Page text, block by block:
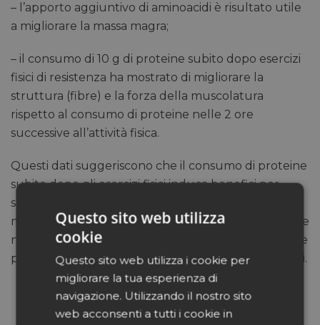
– l’apporto aggiuntivo di aminoacidi è risultato utile
a migliorare la massa magra;
– il consumo di 10 g di proteine subito dopo esercizi
fisici di resistenza ha mostrato di migliorare la
struttura (fibre) e la forza della muscolatura
rispetto al consumo di proteine nelle 2 ore
successive all’attività fisica.
Questi dati suggeriscono che il consumo di proteine
subito dopo gli esercizi fisici induca benefici per
sostenere ed implementare la massa e la forza
muscolare, effetti preziosi per le persone adulte che
necessitano di energia e di migliori prestazioni fisiche
per affrontare efficientemente la vita di tutti i giorni.
Questo sito web utilizza
cookie
Questo sito web utilizza i cookie per
migliorare la tua esperienza di
navigazione. Utilizzando il nostro sito
web acconsenti a tutti i cookie in